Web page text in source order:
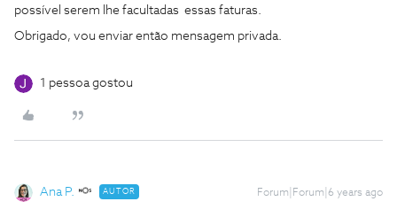
possível serem lhe facultadas essas faturas.
Obrigado, vou enviar então mensagem privada.
1 pessoa gostou
Ana P. AUTOR Forum|Forum|6 years ago